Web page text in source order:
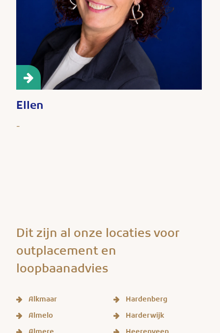
Ellen
-
Dit zijn al onze locaties voor
outplacement en
loopbaanadvies
Alkmaar
Almelo
Hardenberg
Harderwijk